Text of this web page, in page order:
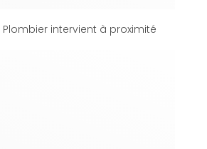
Plombier intervient à proximité